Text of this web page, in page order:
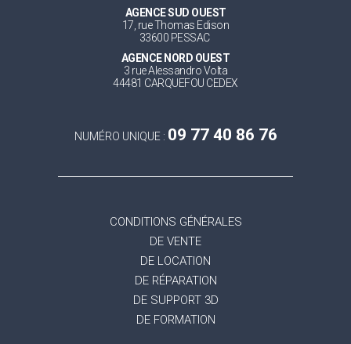
AGENCE SUD OUEST
17, rue Thomas Edison
33600 PESSAC
AGENCE NORD OUEST
3 rue Alessandro Volta
44481 CARQUEFOU CEDEX
NUMÉRO UNIQUE : 09 77 40 86 76
CONDITIONS GÉNÉRALES
DE VENTE
DE LOCATION
DE RÉPARATION
DE SUPPORT 3D
DE FORMATION